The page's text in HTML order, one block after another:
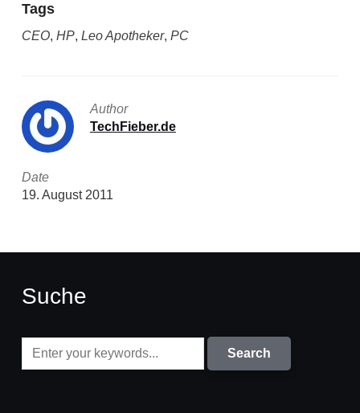
Tags
CEO, HP, Leo Apotheker, PC
Author
TechFieber.de
Date
19. August 2011
Suche